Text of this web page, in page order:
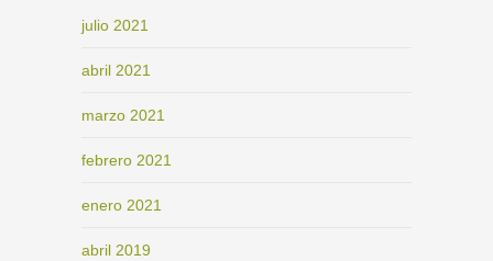
julio 2021
abril 2021
marzo 2021
febrero 2021
enero 2021
abril 2019